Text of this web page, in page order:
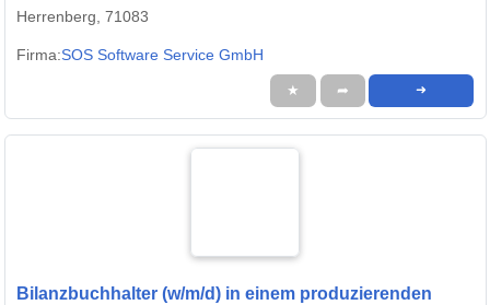
Herrenberg, 71083
Firma:SOS Software Service GmbH
★ ➦ ➜
Bilanzbuchhalter (w/m/d) in einem produzierenden